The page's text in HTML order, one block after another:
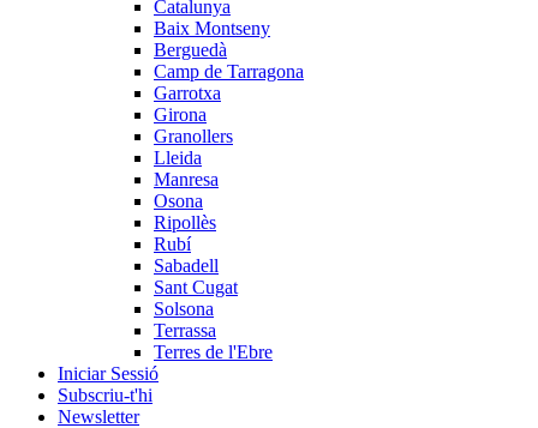
Catalunya
Baix Montseny
Berguedà
Camp de Tarragona
Garrotxa
Girona
Granollers
Lleida
Manresa
Osona
Ripollès
Rubí
Sabadell
Sant Cugat
Solsona
Terrassa
Terres de l'Ebre
Iniciar Sessió
Subscriu-t'hi
Newsletter